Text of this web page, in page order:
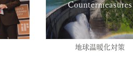
Countermeasures
地球温暖化対策